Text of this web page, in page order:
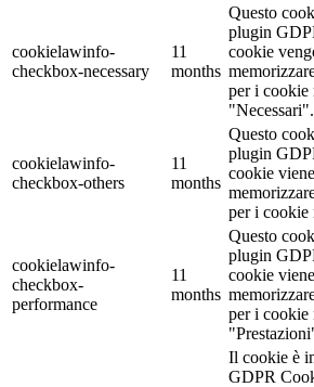
cookielawinfo-
checkbox-necessary
11
months
Questo
plugin
cookie
per i cookie
"Necessari".
cookielawinfo-
checkbox-others
11
months
Questo
plugin
cookie
per i
cookielawinfo-
checkbox-
performance
11
months
Questo
plugin
cookie
per i cookie
Il cookie è
GDPR